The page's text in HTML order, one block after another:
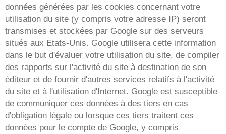
données générées par les cookies concernant votre
utilisation du site (y compris votre adresse IP) seront
transmises et stockées par Google sur des serveurs
situés aux Etats-Unis. Google utilisera cette information
dans le but d'évaluer votre utilisation du site, de compiler
des rapports sur l'activité du site à destination de son
éditeur et de fournir d'autres services relatifs à l'activité
du site et à l'utilisation d'Internet. Google est susceptible
de communiquer ces données à des tiers en cas
d'obligation légale ou lorsque ces tiers traitent ces
données pour le compte de Google, y compris